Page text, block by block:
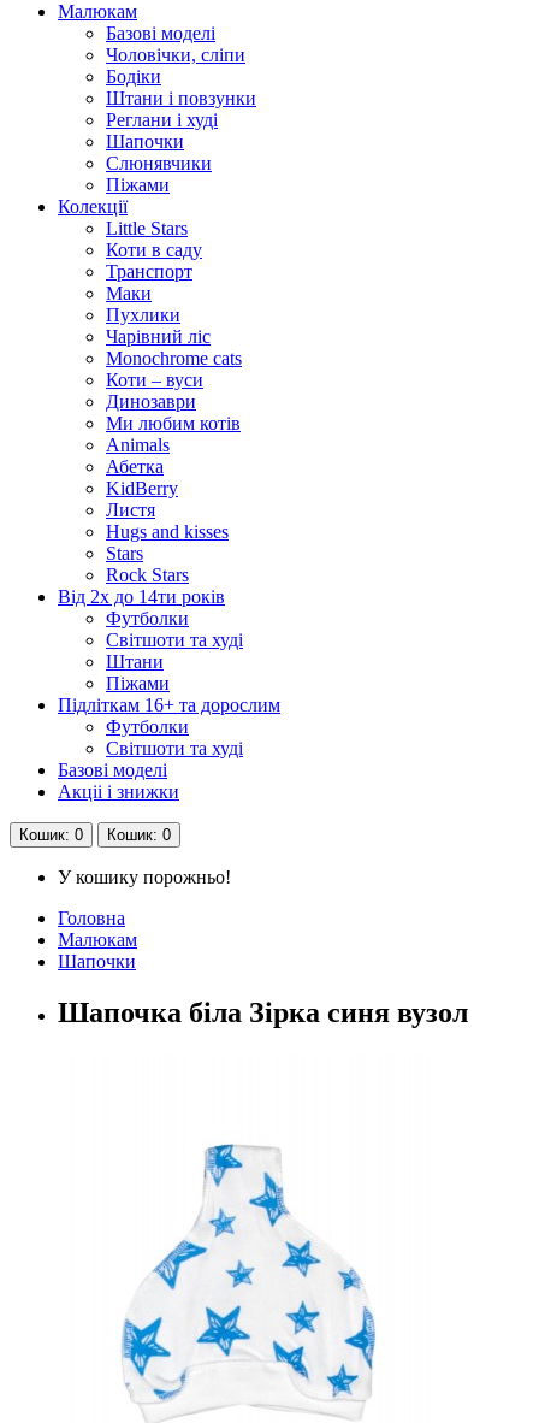
Малюкам
Базові моделі
Чоловічки, сліпи
Бодіки
Штани і повзунки
Реглани і худі
Шапочки
Слюнявчики
Піжами
Колекції
Little Stars
Коти в саду
Транспорт
Маки
Пухлики
Чарівний ліс
Monochrome cats
Коти – вуси
Динозаври
Ми любим котів
Animals
Абетка
KidBerry
Листя
Hugs and kisses
Stars
Rock Stars
Від 2х до 14ти років
Футболки
Світшоти та худі
Штани
Піжами
Підліткам 16+ та дорослим
Футболки
Світшоти та худі
Базові моделі
Акціі і знижки
Кошик: 0 Кошик: 0
У кошику порожньо!
Головна
Малюкам
Шапочки
Шапочка біла Зірка синя вузол